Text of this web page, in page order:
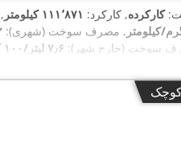
کارکرده, کارکرد: ۱۱۱٬۸۷۱ کیلومتر
گرم/کیلومتر , مصرف سوخت (شهری):
سوخت (خارج شهر): ۷٫۶ لیتر/۱۰۰ کیلومتر